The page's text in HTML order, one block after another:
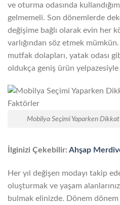
ve oturma odasında
gelmemeli. Son dönemlerde
değişime bağlı olarak evin her
varlığından söz etmek
mutfak dolapları, yatak odası
oldukça geniş ürün
Mobilya Seçimi Yaparken
İlginizi Çekebilir: Ahşap
Her yıl değişen modayı takip
oluşturmak ve yaşam
bulmak elinizde. Dönem